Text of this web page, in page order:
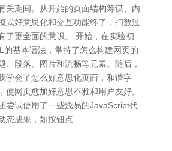
关期间。从开始的页面结构筹谋、内
式好意思化和交互功能终了，扫数过
了更全面的意识。 开始，在实验初
的基本语法，掌持了怎么构建网页的
、段落、图片和流畅等元素。随后，
学会了怎么好意思化页面，和谐字
使网页愈加好意思不雅和用户友好。
尝试使用了一些浅易的JavaScript代
态成果，如按钮点